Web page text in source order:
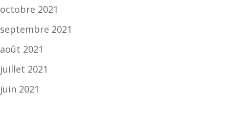
octobre 2021
septembre 2021
août 2021
juillet 2021
juin 2021